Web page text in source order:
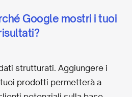
Google mostri i tuoi
strutturati. Aggiungere i
prodotti permetterà a